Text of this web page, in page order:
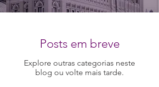
Posts em breve
Explore outras categorias neste
blog ou volte mais tarde.